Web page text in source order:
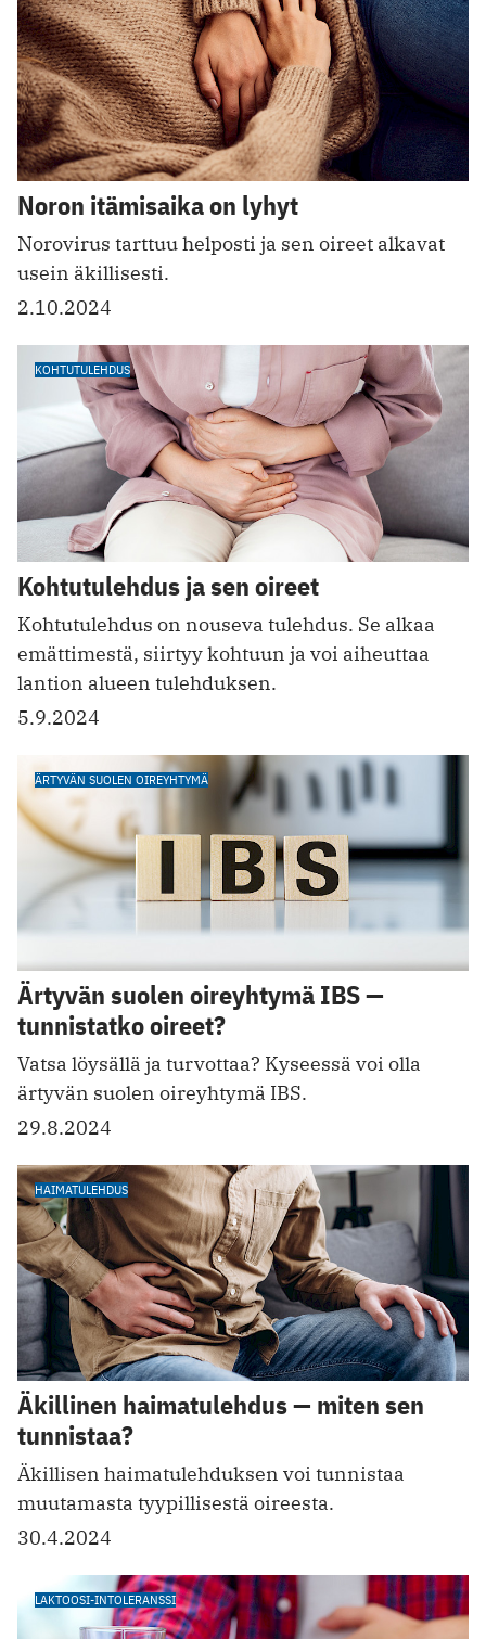
Noron itämisaika on lyhyt
Norovirus tarttuu helposti ja sen oireet alkavat
usein äkillisesti.
2.10.2024
KOHTUTULEHDUS
Kohtutulehdus ja sen oireet
Kohtutulehdus on nouseva tulehdus. Se alkaa
emättimestä, siirtyy kohtuun ja voi aiheuttaa
lantion alueen tulehduksen.
5.9.2024
ÄRTYVÄN SUOLEN OIREYHTYMÄ
Ärtyvän suolen oireyhtymä IBS —
tunnistatko oireet?
Vatsa löysällä ja turvottaa? Kyseessä voi olla
ärtyvän suolen oireyhtymä IBS.
29.8.2024
HAIMATULEHDUS
Äkillinen haimatulehdus — miten sen
tunnistaa?
Äkillisen haimatulehduksen voi tu nnistaa
muutamasta tyypillisestä oireesta.
30.4.2024
LAKTOOSI-INTOLERANSSI